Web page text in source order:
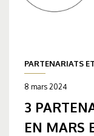
PARTENARIATS
8 mars 2024
3
EN MARS